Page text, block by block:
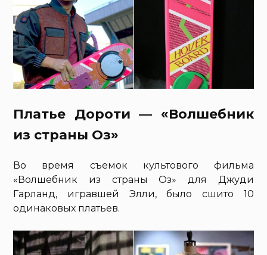
Платье Дороти — «Волшебник
из страны Оз»
Во время съемок культового фильма
«Волшебник из страны Оз» для Джуди
Гарланд, игравшей Элли, было сшито 10
одинаковых платьев.